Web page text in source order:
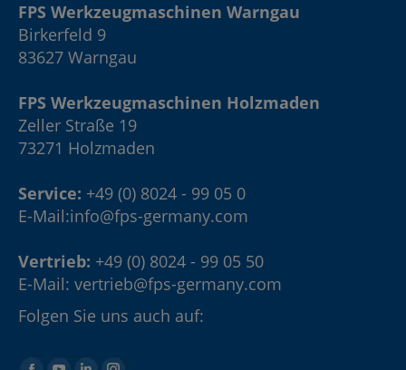
FPS Werkzeugmaschinen Warngau
Birkerfeld 9
83627 Warngau
FPS Werkzeugmaschinen Holzmaden
Zeller Straße 19
73271 Holzmaden
Service: +49 (0) 8024 - 99 05 0
E-Mail:info@fps-germany.com
Vertrieb: +49 (0) 8024 - 99 05 50
E-Mail: vertrieb@fps-germany.com
Folgen Sie uns auch auf: